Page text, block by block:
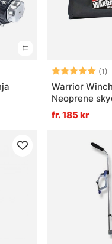
5 stjärnorBetyg: (1)
Warrior
Neoprene
vinschar
fr. 185 kr